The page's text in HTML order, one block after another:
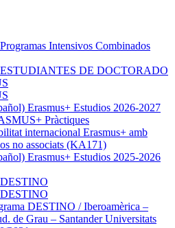
Intensivos Combinados
ESTUDIANTES DE DOCTORADO
Erasmus+ Estudios 2026-2027
Pràctiques
internacional Erasmus+ amb
no associats (KA171)
Erasmus+ Estudios 2025-2026
DESTINO / Iberoamèrica –
de Grau – Santander Universitats